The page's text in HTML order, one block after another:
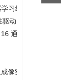
习终极指南
动 IC - WD10 -
通道高压电平
像实验研究中的